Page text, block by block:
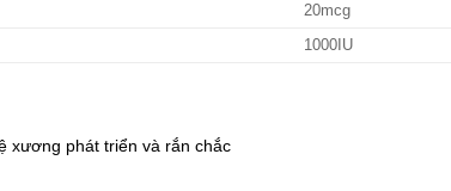
20mcg
1000IU
xương phát triển và rắn chắc